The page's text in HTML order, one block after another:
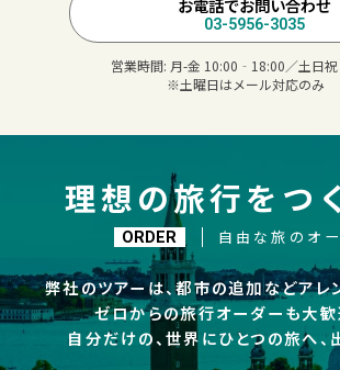
お電話でお問い合わせ
03-5956-3035
営業時間: 月-金 10:00‐18:00／土日祝
※土曜日はメール対応のみ
理想の旅行をつ
ORDER 自由な旅のオ
弊社のツアーは、都市の追加などアレ
ゼロからの旅行オーダーも大歓
自分だけの、世界にひとつの旅へ、